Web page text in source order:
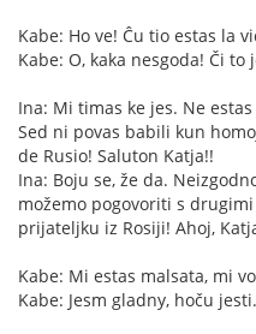
Kabe: Ho ve! Ĉu tio estas la
Kabe: O, kaka nesgoda! Či
Ina: Mi timas ke jes. Ne
Sed ni povas babili kun
de Rusio! Saluton Katja!!
Ina: Boju se, že da.
možemo pogovoriti s
prijateljku iz Rosiji! Ahoj,
Kabe: Mi estas malsata, mi
Kabe: Jesm gladny, hoču jesti.